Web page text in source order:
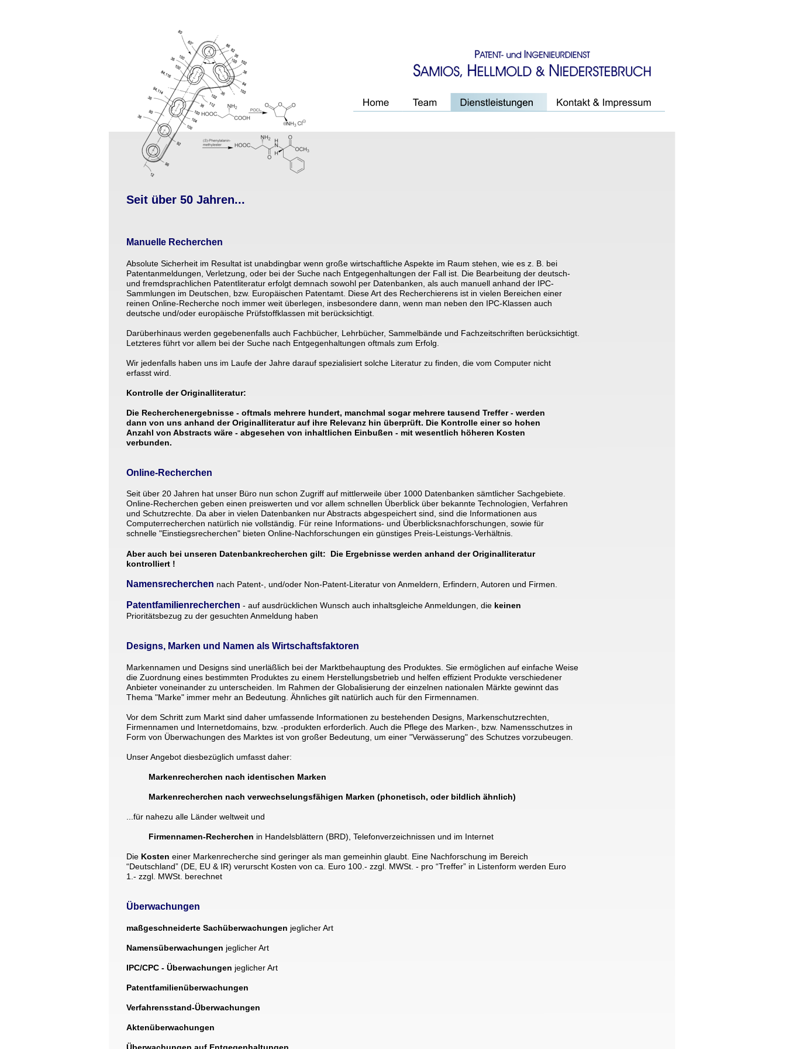
Seit über 50 Jahren...
Manuelle Recherchen
Absolute Sicherheit im Resultat ist unabdingbar wenn große wirtschaftliche Aspekte im Raum stehen, wie es z. B. bei
Patentanmeldungen, Verletzung, oder bei der Suche nach Entgegenhaltungen der Fall ist. Die Bearbeitung der deutsch-
und fremdsprachlichen Patentliteratur erfolgt demnach sowohl per Datenbanken, als auch manuell anhand der IPC-
Sammlungen im Deutschen, bzw. Europäischen Patentamt. Diese Art des Recherchierens ist in vielen Bereichen einer
reinen Online-Recherche noch immer weit überlegen, insbesondere dann, wenn man neben den IPC-Klassen auch
deutsche und/oder europäische Prüfstoffklassen mit berücksichtigt.
Darüberhinaus werden gegebenenfalls auch Fachbücher, Lehrbücher, Sammelbände und Fachzeitschriften berücksichtigt.
Letzteres führt vor allem bei der Suche nach Entgegenhaltungen oftmals zum Erfolg.
Wir jedenfalls haben uns im Laufe der Jahre darauf spezialisiert solche Literatur zu finden, die vom Computer nicht
erfasst wird.
Kontrolle der Originalliteratur:
Die Recherchenergebnisse - oftmals mehrere hundert, manchmal sogar mehrere tausend Treffer - werden
dann von uns anhand der Originalliteratur auf ihre Relevanz hin überprüft. Die Kontrolle einer so hohen
Anzahl von Abstracts wäre - abgesehen von inhaltlichen Einbußen - mit wesentlich höheren Kosten
verbunden.
Online-Recherchen
Seit über 20 Jahren hat unser Büro nun schon Zugriff auf mittlerweile über 1000 Datenbanken sämtlicher Sachgebiete.
Online-Recherchen geben einen preiswerten und vor allem schnellen Überblick über bekannte Technologien, Verfahren
und Schutzrechte. Da aber in vielen Datenbanken nur Abstracts abgespeichert sind, sind die Informationen aus
Computerrecherchen natürlich nie vollständig. Für reine Informations- und Überblicksnachforschungen, sowie für
schnelle "Einstiegsrecherchen" bieten Online-Nachforschungen ein günstiges Preis-Leistungs-Verhältnis.
Aber auch bei unseren Datenbankrecherchen gilt:  Die Ergebnisse werden anhand der Originalliteratur
kontrolliert !
Namensrecherchen nach Patent-, und/oder Non-Patent-Literatur von Anmeldern, Erfindern, Autoren und Firmen.
Patentfamilienrecherchen - auf ausdrücklichen Wunsch auch inhaltsgleiche Anmeldungen, die keinen
Prioritätsbezug zu der gesuchten Anmeldung haben
Designs, Marken und Namen als Wirtschaftsfaktoren
Markennamen und Designs sind unerläßlich bei der Marktbehauptung des Produktes. Sie ermöglichen auf einfache Weise
die Zuordnung eines bestimmten Produktes zu einem Herstellungsbetrieb und helfen effizient Produkte verschiedener
Anbieter voneinander zu unterscheiden. Im Rahmen der Globalisierung der einzelnen nationalen Märkte gewinnt das
Thema "Marke" immer mehr an Bedeutung. Ähnliches gilt natürlich auch für den Firmennamen.
Vor dem Schritt zum Markt sind daher umfassende Informationen zu bestehenden Designs, Markenschutzrechten,
Firmennamen und Internetdomains, bzw. -produkten erforderlich. Auch die Pflege des Marken-, bzw. Namensschutzes in
Form von Überwachungen des Marktes ist von großer Bedeutung, um einer "Verwässerung" des Schutzes vorzubeugen.
Unser Angebot diesbezüglich umfasst daher:
Markenrecherchen nach identischen Marken
Markenrecherchen nach verwechselungsfähigen Marken (phonetisch, oder bildlich ähnlich)
...für nahezu alle Länder weltweit und
Firmennamen-Recherchen in Handelsblättern (BRD), Telefonverzeichnissen und im Internet
Die Kosten einer Markenrecherche sind geringer als man gemeinhin glaubt. Eine Nachforschung im Bereich
“Deutschland” (DE, EU & IR) verurscht Kosten von ca. Euro 100.- zzgl. MWSt. - pro “Treffer” in Listenform werden Euro
1.- zzgl. MWSt. berechnet
Überwachungen
maßgeschneiderte Sachüberwachungen jeglicher Art
Namensüberwachungen jeglicher Art
IPC/CPC - Überwachungen jeglicher Art
Patentfamilienüberwachungen
Verfahrensstand-Überwachungen
Aktenüberwachungen